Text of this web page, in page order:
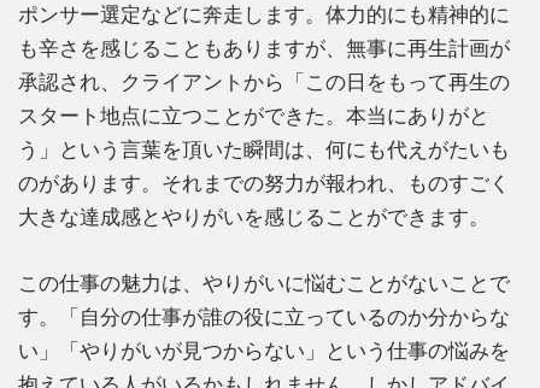
ポンサー選定などに奔走します。体力的にも精神的に
も辛さを感じることもありますが、無事に再生計画が
承認され、クライアントから「この日をもって再生の
スタート地点に立つことができた。本当にありがと
う」という言葉を頂いた瞬間は、何にも代えがたいも
のがあります。それまでの努力が報われ、ものすごく
大きな達成感とやりがいを感じることができます。
この仕事の魅力は、やりがいに悩むことがないことで
す。「自分の仕事が誰の役に立っているのか分からな
い」「やりがいが見つからない」という仕事の悩みを